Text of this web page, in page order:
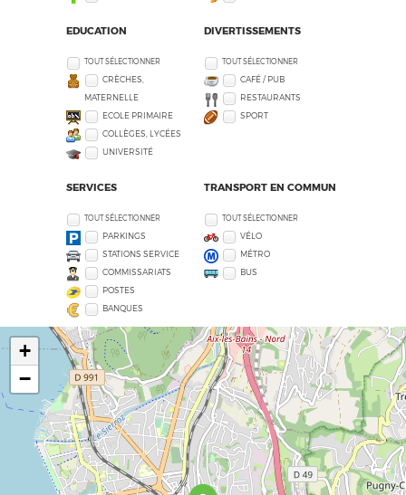
EDUCATION
TOUT SÉLECTIONNER
CRÈCHES,
MATERNELLE
ECOLE PRIMAIRE
COLLÈGES, LYCÉES
UNIVERSITÉ
DIVERTISSEMENTS
TOUT SÉLECTIONNER
CAFÉ / PUB
RESTAURANTS
SPORT
SERVICES
TOUT SÉLECTIONNER
PARKINGS
STATIONS SERVICE
COMMISSARIATS
POSTES
BANQUES
TRANSPORT EN COMMUN
TOUT SÉLECTIONNER
VÉLO
MÉTRO
BUS
+
−